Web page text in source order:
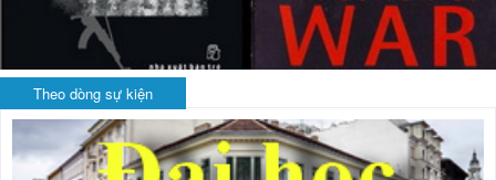
Theo dòng sự kiện